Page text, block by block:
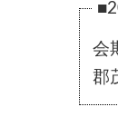
■
会
郡